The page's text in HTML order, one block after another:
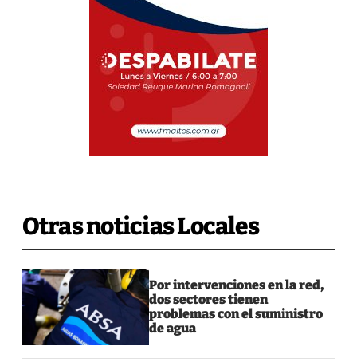
Otras noticias Locales
Por intervenciones en la red,
dos sectores tienen
problemas con el suministro
de agua